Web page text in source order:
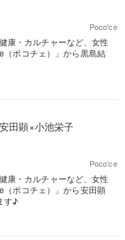
Poco'ce
康・カルチャーなど、女性
ポコチェ）」から黒島結
田顕×小池栄子
Poco'ce
康・カルチャーなど、女性
ポコチェ）」から安田顕
す♪